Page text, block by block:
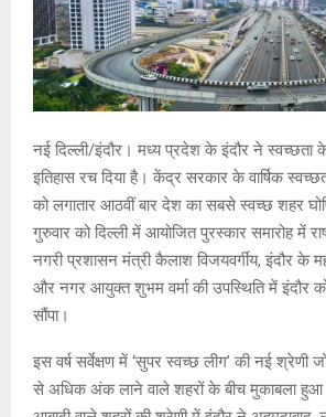
नई दिल्ली/इंदौर। मध्य प्रदेश के इंदौर ने स्वच्छता
इतिहास रच दिया है। केंद्र सरकार के वार्षिक
को लगातार आठवीं बार देश का सबसे स्वच्छ शहर
गुरुवार को दिल्ली में आयोजित पुरस्कार समारोह में
नगरी प्रशासन मंत्री कैलाश विजयवर्गीय, इंदौर के
और नगर आयुक्त शुभम वर्मा की उपस्थिति में इंदौर को
सौंपा।
इस वर्ष सर्वेक्षण में ‘सुपर स्वच्छ लीग’ की नई श्रेणी
से अधिक अंक लाने वाले शहरों के बीच मुकाबला